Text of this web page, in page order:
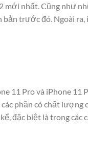
mới nhất. Cũng như
trước đó. Ngoài ra,
11 Pro và iPhone 11
phần có chất lượng
đặc biệt là trong các